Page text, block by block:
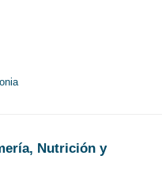
Nutrición y